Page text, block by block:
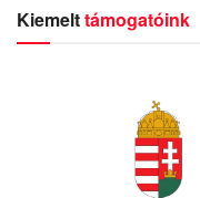
Kiemelttámogatóink